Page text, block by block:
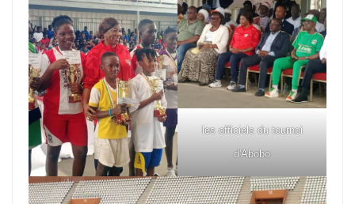
les officiels du tournoi
d'Abobo